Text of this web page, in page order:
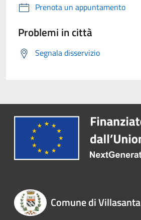
Prenota un appuntamento
Problemi in città
Segnala disservizio
Comune di Villasanta